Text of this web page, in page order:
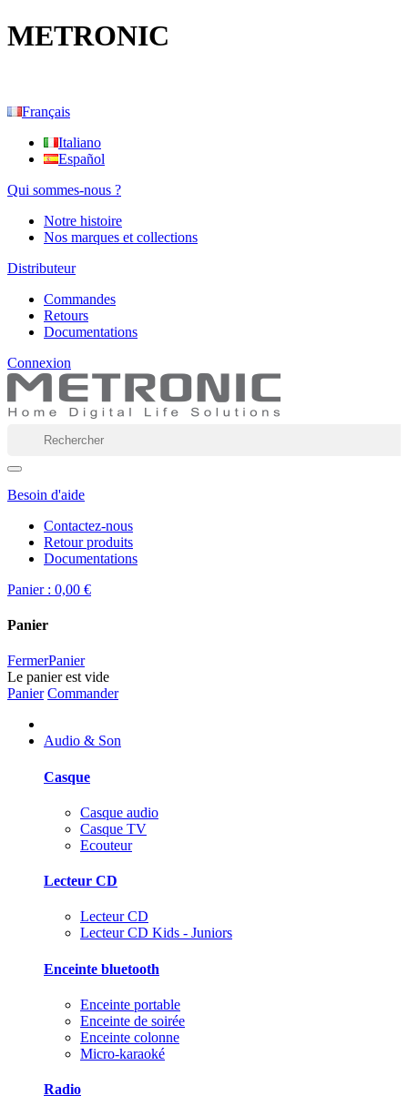
METRONIC
Français
Italiano
Español
Qui sommes-nous ?
Notre histoire
Nos marques et collections
Distributeur
Commandes
Retours
Documentations
Connexion
Besoin d'aide
Contactez-nous
Retour produits
Documentations
Panier : 0,00 €
Panier
FermerPanier
Le panier est vide
Panier Commander
Audio & Son
Casque
Casque audio
Casque TV
Ecouteur
Lecteur CD
Lecteur CD
Lecteur CD Kids - Juniors
Enceinte bluetooth
Enceinte portable
Enceinte de soirée
Enceinte colonne
Micro-karaoké
Radio